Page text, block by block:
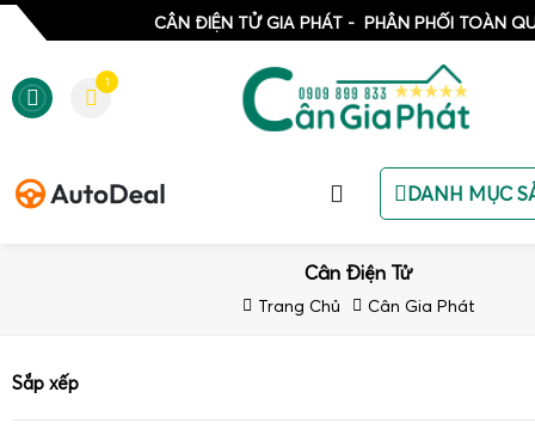
CÂN ĐIỆN TỬ GIA PHÁT - PHÂN PHỐI TOÀN
1
DANH MỤC
Cân Điện Tử
Trang Chủ Cân Gia Phát
Sắp xếp